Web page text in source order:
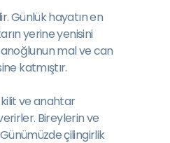
Günlük hayatın en
yerine yenisini
mal ve can
katmıştır.
ve anahtar
Bireylerin ve
çilingirlik